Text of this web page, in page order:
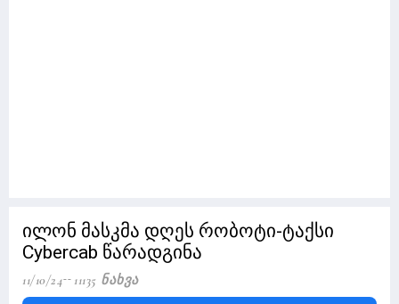
ილონ მასკმა დღეს რობოტი-ტაქსი
Cybercab წარადგინა
11/10/24 11135 Ნახვა